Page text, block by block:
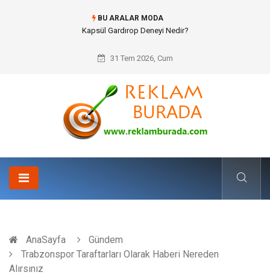
BU ARALAR MODA
Ataşehir Gitar Dersi Ve Modern Yaşamda Sanatla Gelen Dinginlik
31 Tem 2026, Cum
AnaSayfa
Gündem
Trabzonspor Taraftarları Olarak Haberi Nereden
Alırsınız